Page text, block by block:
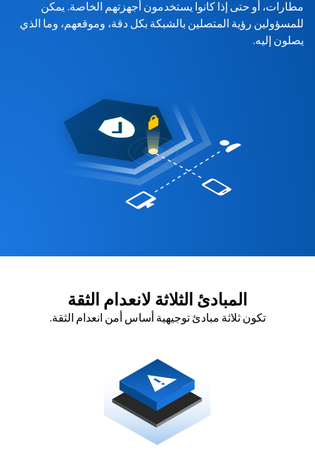
مطارات، أو حتى إذا كانوا يستخدمون أجهزتهم الخاصة. يمكن
للمسؤولين رؤية المتصلين بالشبكة بكل دقة، وموقعهم، وما الذي
يصلون إليه.
المبادئ الثلاثة لانعدام الثقة
تكون ثلاثة مبادئ توجيهية أساس أمن انعدام الثقة.